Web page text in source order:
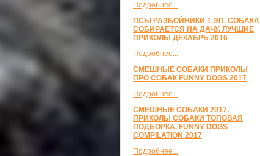
Подробнее...
ПСЫ РАЗБОЙНИКИ 1 ЭП. СОБАКА
СОБИРАЕТСЯ НА ДАЧУ. ЛУЧШИЕ
ПРИКОЛЫ ДЕКАБРЬ 2016
Подробнее...
СМЕШНЫЕ СОБАКИ ПРИКОЛЫ
ПРО СОБАК FUNNY DOGS 2017
Подробнее...
СМЕШНЫЕ СОБАКИ 2017.
ПРИКОЛЫ СОБАКИ ТОПОВАЯ
ПОДБОРКА. FUNNY DOGS
COMPILATION 2017
Подробнее...